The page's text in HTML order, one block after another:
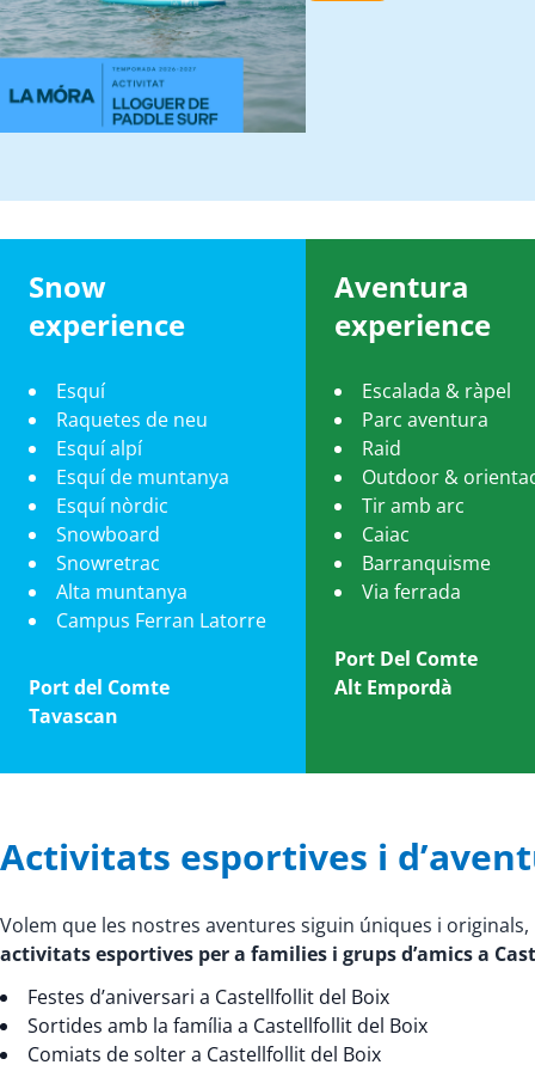
Snow
experience
Esquí
Raquetes de neu
Esquí alpí
Esquí de muntanya
Esquí nòrdic
Snowboard
Snowretrac
Alta muntanya
Campus Ferran Latorre
Port del Comte
Tavascan
Aventura
experience
Escalada & ràpel
Parc aventura
Raid
Outdoor &
Tir amb arc
Caiac
Barranquisme
Via ferrada
Port Del Comte
Alt Empordà
Activitats esportives i
Volem que les nostres aventures siguin úniques i
activitats esportives per a families i grups d’amics a
Festes d’aniversari a Castellfollit del Boix
Sortides amb la família a Castellfollit del Boix
Comiats de solter a Castellfollit del Boix